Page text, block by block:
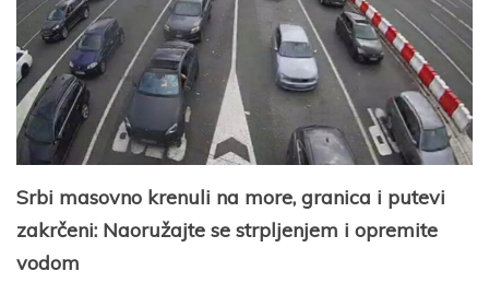
Srbi masovno krenuli na more, granica i putevi
zakrčeni: Naoružajte se strpljenjem i opremite
vodom